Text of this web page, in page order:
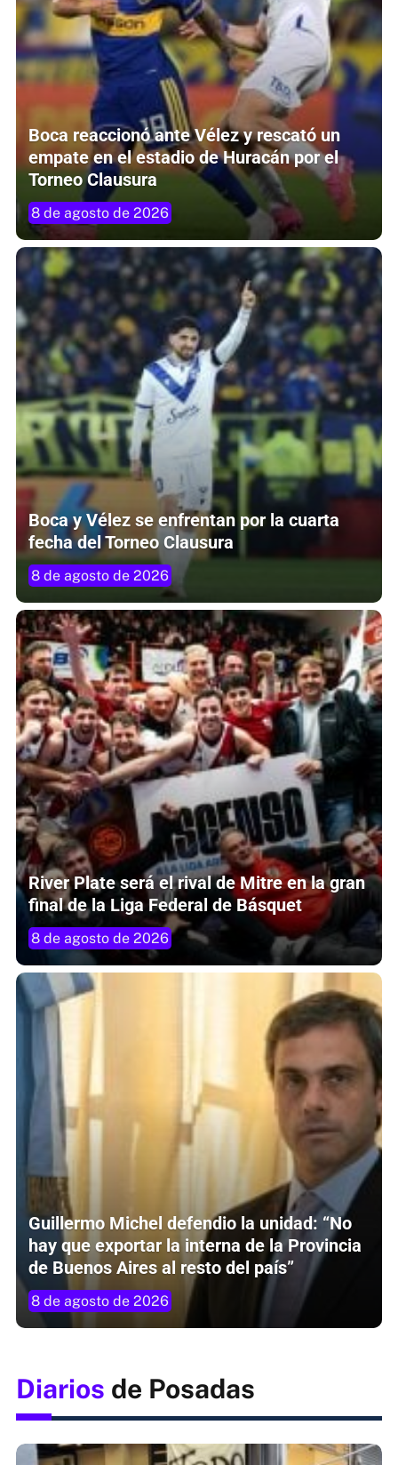
Boca reaccionó ante Vélez y rescató un
empate en el estadio de Huracán por el
Torneo Clausura
8 de agosto de 2026
Boca y Vélez se enfrentan por la cuarta
fecha del Torneo Clausura
8 de agosto de 2026
River Plate será el rival de Mitre en la gran
final de la Liga Federal de Básquet
8 de agosto de 2026
Guillermo Michel defendio la unidad: “No
hay que exportar la interna de la Provincia
de Buenos Aires al resto del país”
8 de agosto de 2026
Diarios de Posadas